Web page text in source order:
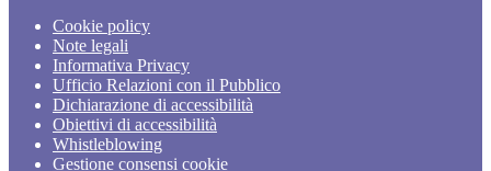
Cookie policy
Note legali
Informativa Privacy
Ufficio Relazioni con il Pubblico
Dichiarazione di accessibilità
Obiettivi di accessibilità
Whistleblowing
Gestione consensi cookie